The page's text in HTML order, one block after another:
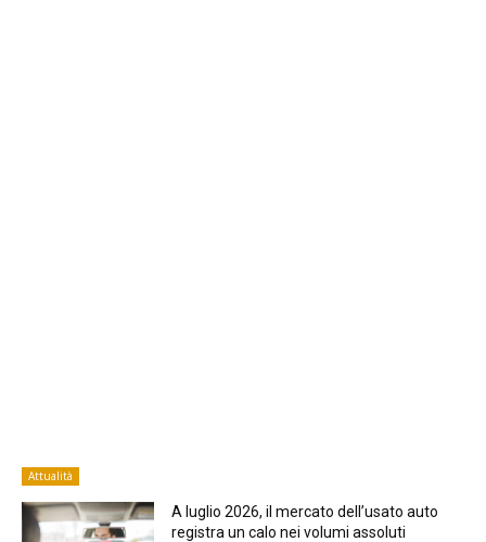
Attualità
A luglio 2026, il mercato dell’usato auto
registra un calo nei volumi assoluti